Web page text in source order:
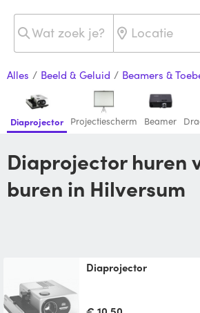
Alles / Beeld & Geluid / Beamers &
Diaprojector Projectiescherm Beamer
Diaprojector huren van je
buren in Hilversum
diaprojector